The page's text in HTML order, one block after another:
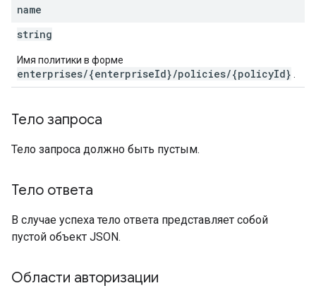
name
string
Имя политики в форме
enterprises/{enterpriseId}/policies/{policyId}
Тело запроса
Тело запроса должно быть пустым.
Тело ответа
В случае успеха тело ответа представляет собой
пустой объект JSON.
Области авторизации